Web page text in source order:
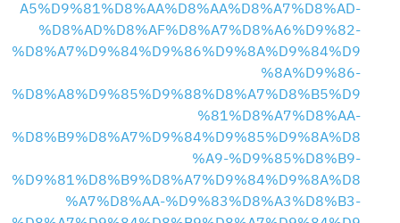
A5%D9%81%D8%AA%D8%AA%D8%A7%D8%AD-
%D8%AD%D8%AF%D8%A7%D8%A6%D9%82-
%D8%A7%D9%84%D9%86%D9%8A%D9%84%D9
%8A%D9%86-
%D8%A8%D9%85%D9%88%D8%A7%D8%B5%D9
%81%D8%A7%D8%AA-
%D8%B9%D8%A7%D9%84%D9%85%D9%8A%D8
%A9-%D9%85%D8%B9-
%D9%81%D8%B9%D8%A7%D9%84%D9%8A%D8
%A7%D8%AA-%D9%83%D8%A3%D8%B3-